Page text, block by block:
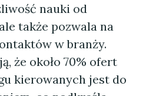
nauki od
także pozwala na
w branży.
że około 70% ofert
kierowanych jest do